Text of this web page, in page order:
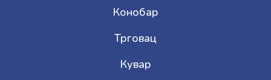
Конобар
Трговац
Кувар